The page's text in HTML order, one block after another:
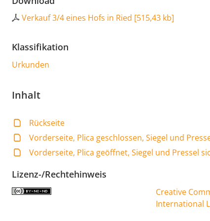
Verkauf 3/4 eines Hofs in Ried [515,43 kb]
Klassifikation
Urkunden
Inhalt
Rückseite
Vorderseite, Plica geschlossen, Siegel und
Vorderseite, Plica geöffnet, Siegel und Pressel
Lizenz-/Rechtehinweis
Creative
International